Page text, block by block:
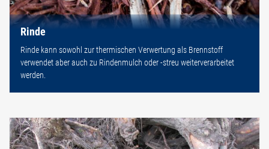
Rinde
Rinde kann sowohl zur thermischen Verwertung als Brennstoff
verwendet aber auch zu Rindenmulch oder -streu weiterverarbeitet
werden.